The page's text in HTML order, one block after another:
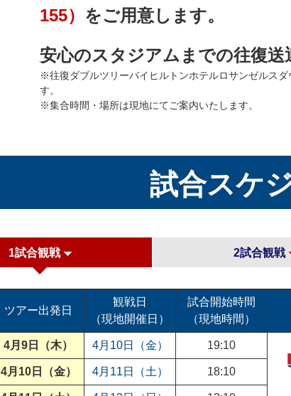
155） をご用意します。
安心のスタジアムまでの往復送
※往復ダブルツリーバイヒルトンホテルロサンゼルス
す。
※集合時間・場所は現地にてご案内いたします。
試合スケ
1試合観戦 2試合観戦
ツアー出発日
観戦日
（現地開催日）
試合開始時間
（現地時間）
4月9日（木） 4月10日（金）
19:10
4月10日（金） 4月11日（土） 18:10